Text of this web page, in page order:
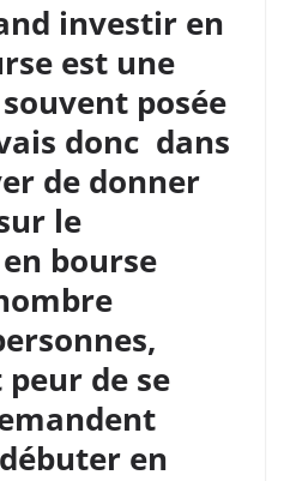
investir en
est une
posée
donc dans
de donner
le
bourse
de se
en